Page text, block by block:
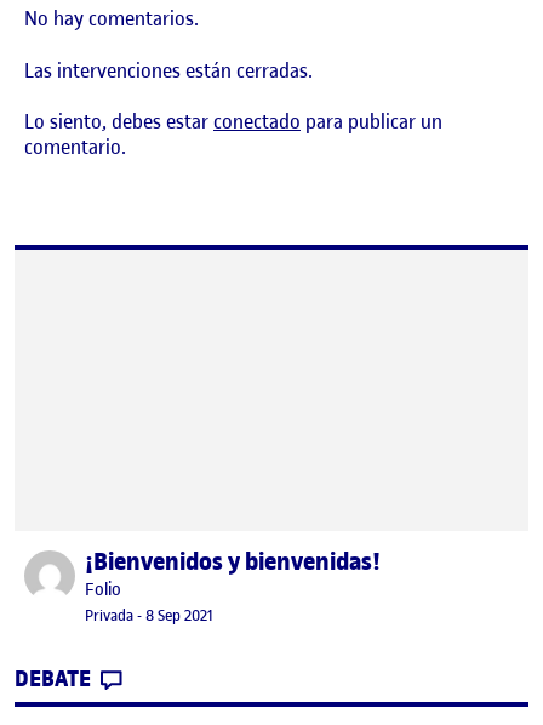
No hay comentarios.
Las intervenciones están cerradas.
Lo siento, debes estarconectado para publicar un
comentario.
Publicado por¡Bienvenidos y bienvenidas!
Publicado por
Folio
Visibilidad:
Privada-Fecha de publicación
8 Sep 2021
DEBATE